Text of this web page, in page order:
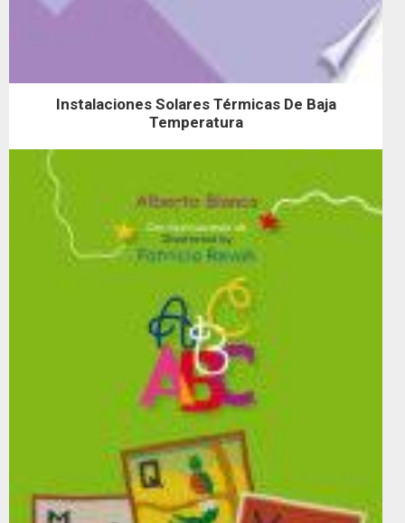
Instalaciones Solares Térmicas De Baja
Temperatura